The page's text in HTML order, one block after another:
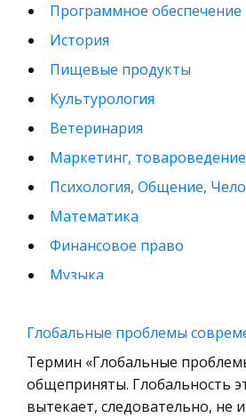
Программное обеспечение
История
Пищевые продукты
Культурология
Ветеринария
Маркетинг,
Психология, Общение,
Математика
Финансовое право
Музыка
кредитные отношения
Конституционное
зарубежных стран
Муниципальное право
Глобальные проблемы
Термин «Глобальные
общеприняты. Глобальность
вытекает, следовательно, не